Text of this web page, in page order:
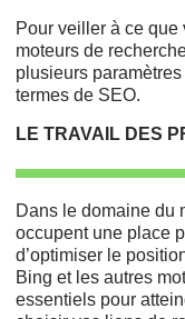
Pour veiller à ce
moteurs de
plusieurs
termes de SEO.
LE TRAVAIL DES
Dans le domaine du
occupent une place
d’optimiser le
Bing et les autres
essentiels pour